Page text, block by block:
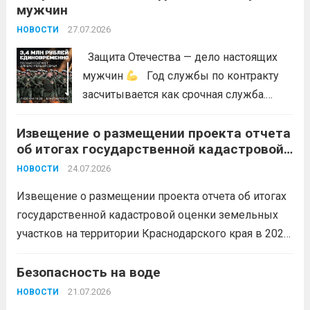
мужчин
НОВОСТИ 27.07.2026
Защита Отечества — дело настоящих
мужчин
Год службы по контракту
засчитывается как срочная служба.
невозможен без вашего согласия,
увольнение по окончании срока
гарантировано. Регион предоставляет
бойцам множество мер поддержки:
3,4 млн рублей единовременно;...
Извещение о размещении проекта отчета
об итогах государственной кадастровой
оценки земельных участков на
году
НОВОСТИ 24.07.2026
Извещение о размещении проекта отчета об итогах
государственной кадастровой оценки земельных
участков на территории Краснодарского края в 2026
замечаний к нему (скачать)
Безопасность на воде
НОВОСТИ 21.07.2026